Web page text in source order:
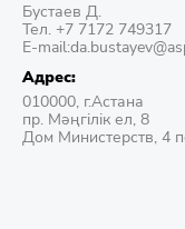
Бустаев Д.
Тел. +7 7172 749317
E-
Адрес:
010000, г.Астана
пр. Мәңгілік ел, 8
Дом Министерств, 4